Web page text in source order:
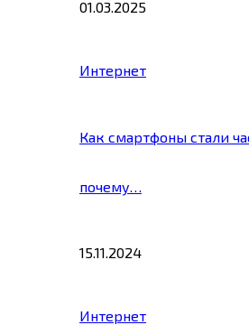
01.03.2025
Интернет
Как смартфоны стали
почему…
15.11.2024
Интернет